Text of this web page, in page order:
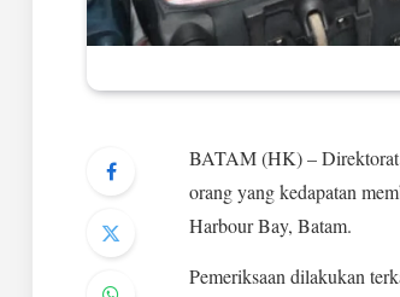
BATAM (HK) – Direktorat
orang yang kedapatan
Harbour Bay, Batam.
Pemeriksaan dilakukan